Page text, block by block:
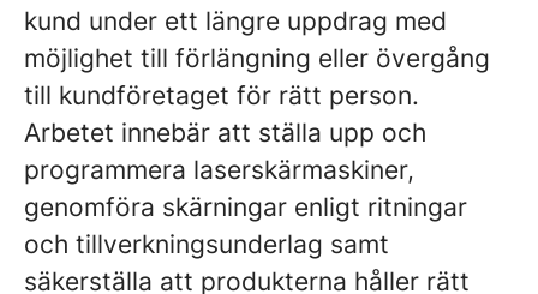
kund under ett längre uppdrag med
möjlighet till förlängning eller övergång
till kundföretaget för rätt person.
Arbetet innebär att ställa upp och
programmera laserskärmaskiner,
genomföra skärningar enligt ritningar
och tillverkningsunderlag samt
säkerställa att produkterna håller rätt